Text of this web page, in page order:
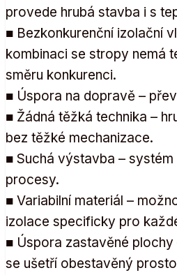
provede hrubá stavba i s
■ Bezkonkurenční izolační
kombinaci se stropy nemá
směru konkurenci.
■ Úspora na dopravě –
■ Žádná těžká technika –
bez těžké mechanizace.
■ Suchá výstavba – systém
procesy.
■ Variabilní materiál –
izolace specificky pro
■ Úspora zastavěné
se ušetří obestavěný